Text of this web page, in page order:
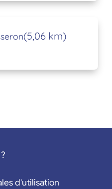
(5,06 km)
d'utilisation